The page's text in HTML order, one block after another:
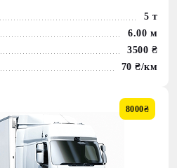
5 т
6.00 м
3500 ₴
70 ₴/км
8000₴